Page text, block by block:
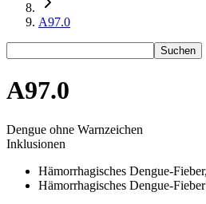
A97.0
Suchen
A97.0
Dengue ohne Warnzeichen
Inklusionen
Hämorrhagisches Dengue-
Hämorrhagisches Dengue-